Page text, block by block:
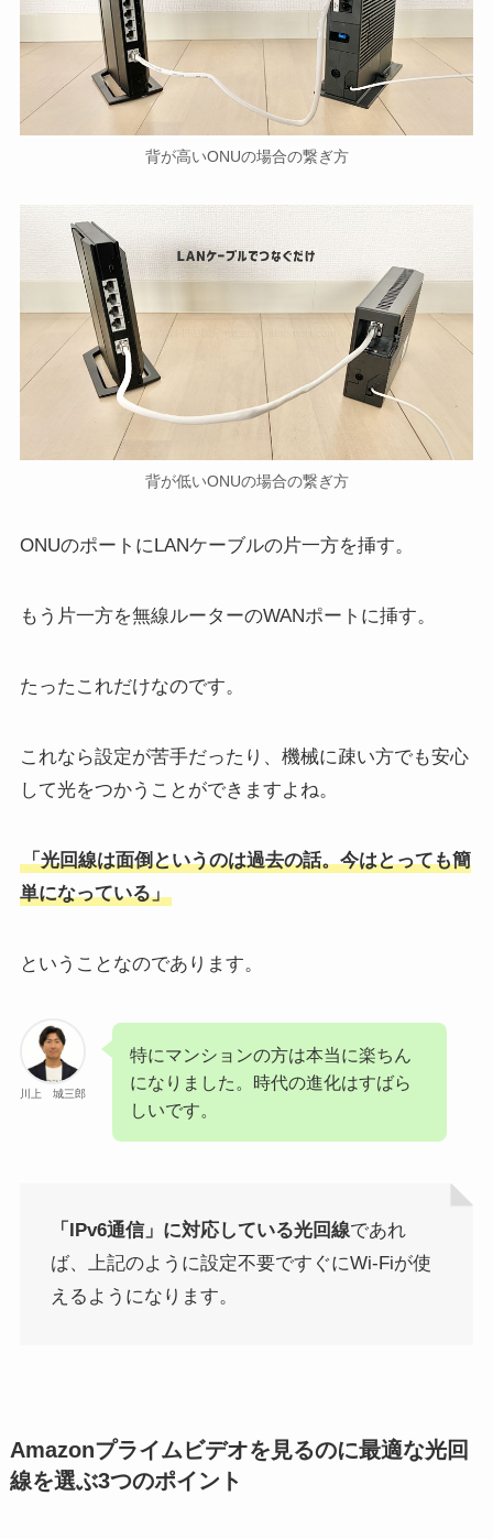
背が高いONUの場合の繋ぎ方
背が低いONUの場合の繋ぎ方
ONUのポートにLANケーブルの片一方を挿す。
もう片一方を無線ルーターのWANポートに挿す。
たったこれだけなのです。
これなら設定が苦手だったり、機械に疎い方でも安心
して光をつかうことができますよね。
「光回線は面倒というのは過去の話。今はとっても簡
単になっている」
ということなのであります。
川上 城三郎
特にマンションの方は本当に楽ちん
になりました。時代の進化はすばら
しいです。
「IPv6通信」に対応している光回線であれ
ば、上記のように設定不要ですぐにWi-Fiが使
えるようになります。
Amazonプライムビデオを見るのに最適な光回
線を選ぶ3つのポイント